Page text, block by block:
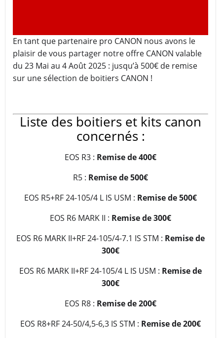
En tant que partenaire pro CANON nous avons le
plaisir de vous partager notre offre CANON valable
du 23 Mai au 4 Août 2025 : jusqu’à 500€ de remise
sur une sélection de boitiers CANON !
Liste des boitiers et kits canon
concernés :
EOS R3 : Remise de 400€
R5 : Remise de 500€
EOS R5+RF 24-105/4 L IS USM : Remise de 500€
EOS R6 MARK II : Remise de 300€
EOS R6 MARK II+RF 24-105/4-7.1 IS STM : Remise de
300€
EOS R6 MARK II+RF 24-105/4 L IS USM : Remise de
300€
EOS R8 : Remise de 200€
EOS R8+RF 24-50/4,5-6,3 IS STM : Remise de 200€